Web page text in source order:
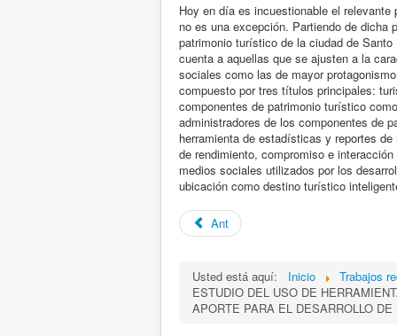
f
i
c
a
c
i
ó
n
d
e
l
u
u
Hoy en día es incuestionable el
no es una excepción. Partiendo de
patrimonio turístico de la ciudad de
cuenta a aquellas que se ajusten a la
sociales como las de mayor
compuesto por tres títulos principales:
componentes de patrimonio turístico
administradores de los componentes de
herramienta de estadísticas y reportes
de rendimiento, compromiso e
medios sociales utilizados por los
ubicación como destino turístico
Ant
Usted está aquí: Inicio Trabajos
ESTUDIO DEL USO DE
APORTE PARA EL DESARROLLO